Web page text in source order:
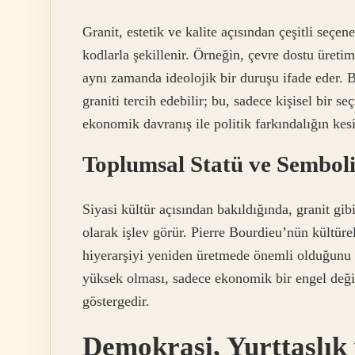
Granit, estetik ve kalite açısından çeşitli
kodlarla şekillenir. Örneğin, çevre dostu
aynı zamanda ideolojik bir duruşu ifade
graniti tercih edebilir; bu, sadece kişisel bir
ekonomik davranış ile politik farkındalığın
Toplumsal Statü ve
Siyasi kültür açısından bakıldığında, granit
olarak işlev görür. Pierre Bourdieu’nün
hiyerarşiyi yeniden üretmede önemli
yüksek olması, sadece ekonomik bir engel
göstergedir.
Demokrasi,